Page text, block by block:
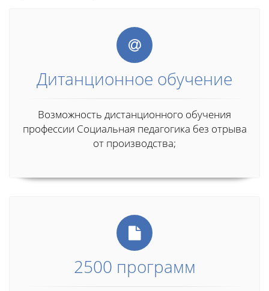
Дитанционное обучение
Возможность дистанционного обучения
профессии Социальная педагогика без отрыва
от производства;
2500 программ